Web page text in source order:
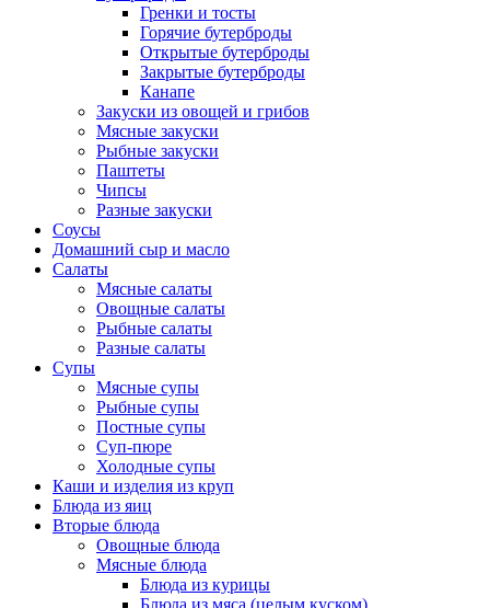
Гренки и тосты
Горячие бутерброды
Открытые бутерброды
Закрытые бутерброды
Канапе
Закуски из овощей и грибов
Мясные закуски
Рыбные закуски
Паштеты
Чипсы
Разные закуски
Соусы
Домашний сыр и масло
Салаты
Мясные салаты
Овощные салаты
Рыбные салаты
Разные салаты
Супы
Мясные супы
Рыбные супы
Постные супы
Суп-пюре
Холодные супы
Каши и изделия из круп
Блюда из яиц
Вторые блюда
Овощные блюда
Мясные блюда
Блюда из курицы
Блюда из мяса (целым куском)